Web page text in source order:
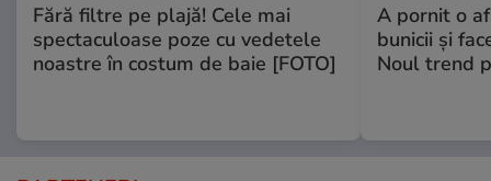
Fără filtre pe plajă! Cele mai
spectaculoase poze cu vedetele
noastre în costum de baie [FOTO]
A pornit o
bunicii şi
Noul trend